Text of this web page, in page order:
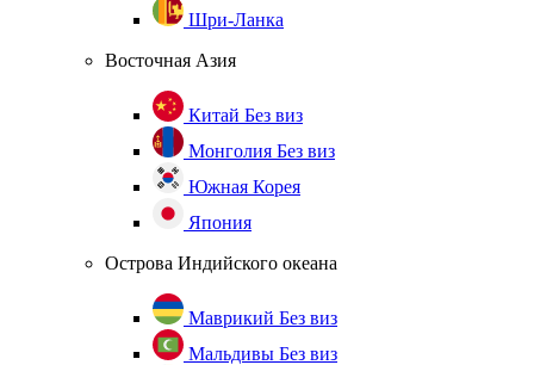
Шри-Ланка
Восточная Азия
Китай Без виз
Монголия Без виз
Южная Корея
Япония
Острова Индийского океана
Маврикий Без виз
Мальдивы Без виз